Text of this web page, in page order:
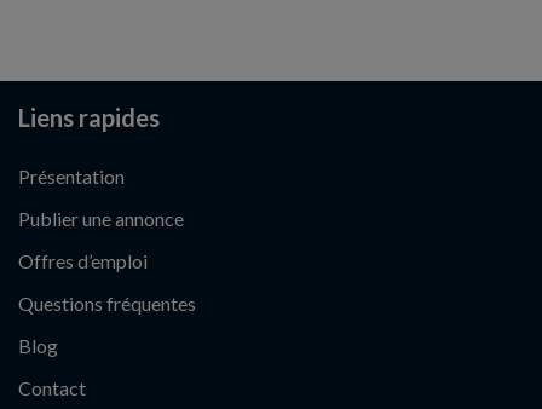
Liens rapides
Présentation
Publier une annonce
Offres d’emploi
Questions fréquentes
Blog
Contact